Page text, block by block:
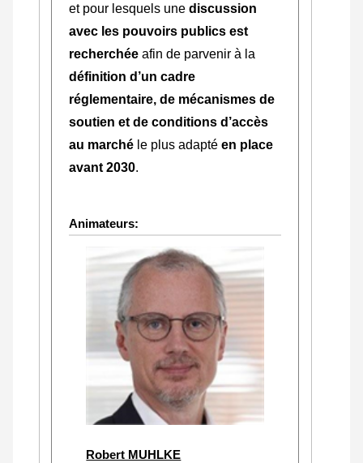
et pour lesquels unediscussion
avec les pouvoirs publics est
recherchée afin de parvenir à la
définition d’un cadre
réglementaire, de mécanismes de
soutien et de conditions d’accès
au marché le plus adaptéen place
avant 2030.
Animateurs:
Robert MUHLKE